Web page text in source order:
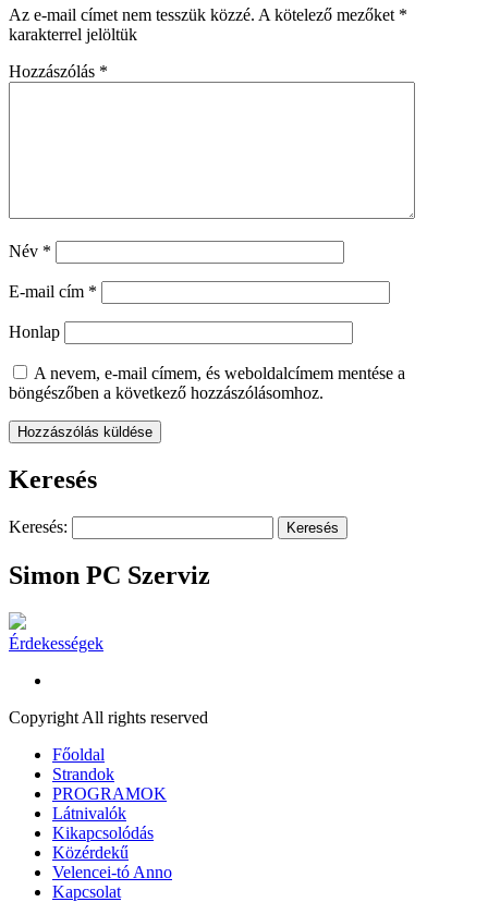
Az e-mail címet nem tesszük közzé. A kötelező mezőket *
karakterrel jelöltük
Hozzászólás *
Név *
E-mail cím *
Honlap
A nevem, e-mail címem, és weboldalcímem mentése a
böngészőben a következő hozzászólásomhoz.
Keresés
Keresés:
Simon PC Szerviz
Érdekességek
Copyright All rights reserved
Főoldal
Strandok
PROGRAMOK
Látnivalók
Kikapcsolódás
Közérdekű
Velencei-tó Anno
Kapcsolat